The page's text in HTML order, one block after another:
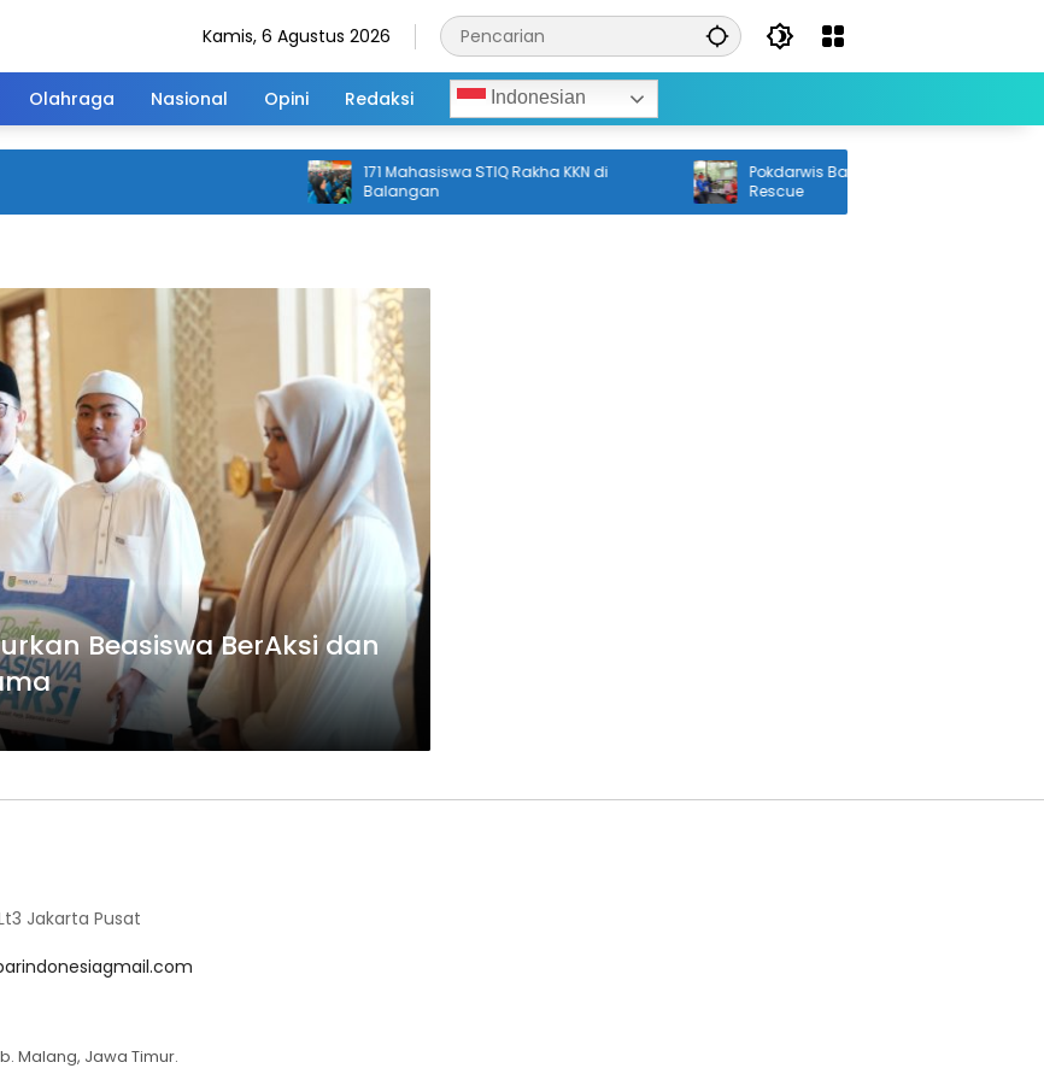
Kamis, 6 Agustus 2026
Olahraga Nasional Opini Redaksi Indonesian
171 Mahasiswa STIQ Rakha KKN di
Balangan
Pokdarwis Balangan Ikuti Pelatihan
Rescue
Beasiswa BerAksi dan
Jakarta Pusat
Malang, Jawa Timur.